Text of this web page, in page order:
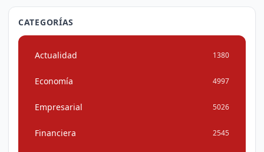
CATEGORÍAS
Actualidad 1380
Economía 4997
Empresarial 5026
Financiera 2545